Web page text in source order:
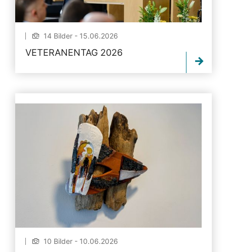
14 Bilder - 15.06.2026
VETERANENTAG 2026
10 Bilder - 10.06.2026